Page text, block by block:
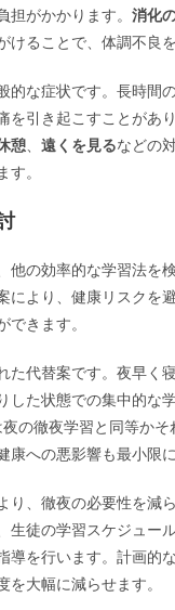
担がかかります。消化
けることで、体調不良
的な症状です。長時間
を引き起こすことがあ
憩、遠くを見るなどの
。
他の効率的な学習法を
により、健康リスクを
きます。
た代替案です。夜早く
した状態での集中的な
の徹夜学習と同等か
康への悪影響も最小限
り、徹夜の必要性を減
生徒の学習スケジュー
導を行います。計画的
大幅に減らせます。